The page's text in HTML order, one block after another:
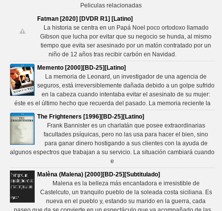
Peliculas relacionadas
Fatman [2020] [DVDR R1] [Latino]
La historia se centra en un Papá Noel poco ortodoxo llamado
Gibson que lucha por evitar que su negocio se hunda, al mismo
tiempo que evita ser asesinado por un matón contratado por un
niño de 12 años tras recibir carbón en Navidad.
Memento [2000][BD-25][Latino]
La memoria de Leonard, un investigador de una agencia de
seguros, está irreversiblemente dañada debido a un golpe sufrido
en la cabeza cuando intentaba evitar el asesinato de su mujer:
éste es el último hecho que recuerda del pasado. La memoria reciente la
The Frighteners [1996][BD-25][Latino]
Frank Bannister es un charlatán que posee extraordinarias
facultades psíquicas, pero no las usa para hacer el bien, sino
para ganar dinero hostigando a sus clientes con la ayuda de
algunos espectros que trabajan a su servicio. La situación cambiará cuando
e
Malèna (Malena) [2000][BD-25][Subtitulado]
Malena es la belleza más encantadora e irresistible de
Castelcuto, un tranquilo pueblo de la soleada costa siciliana. Es
nueva en el pueblo y, estando su marido en la guerra, cada